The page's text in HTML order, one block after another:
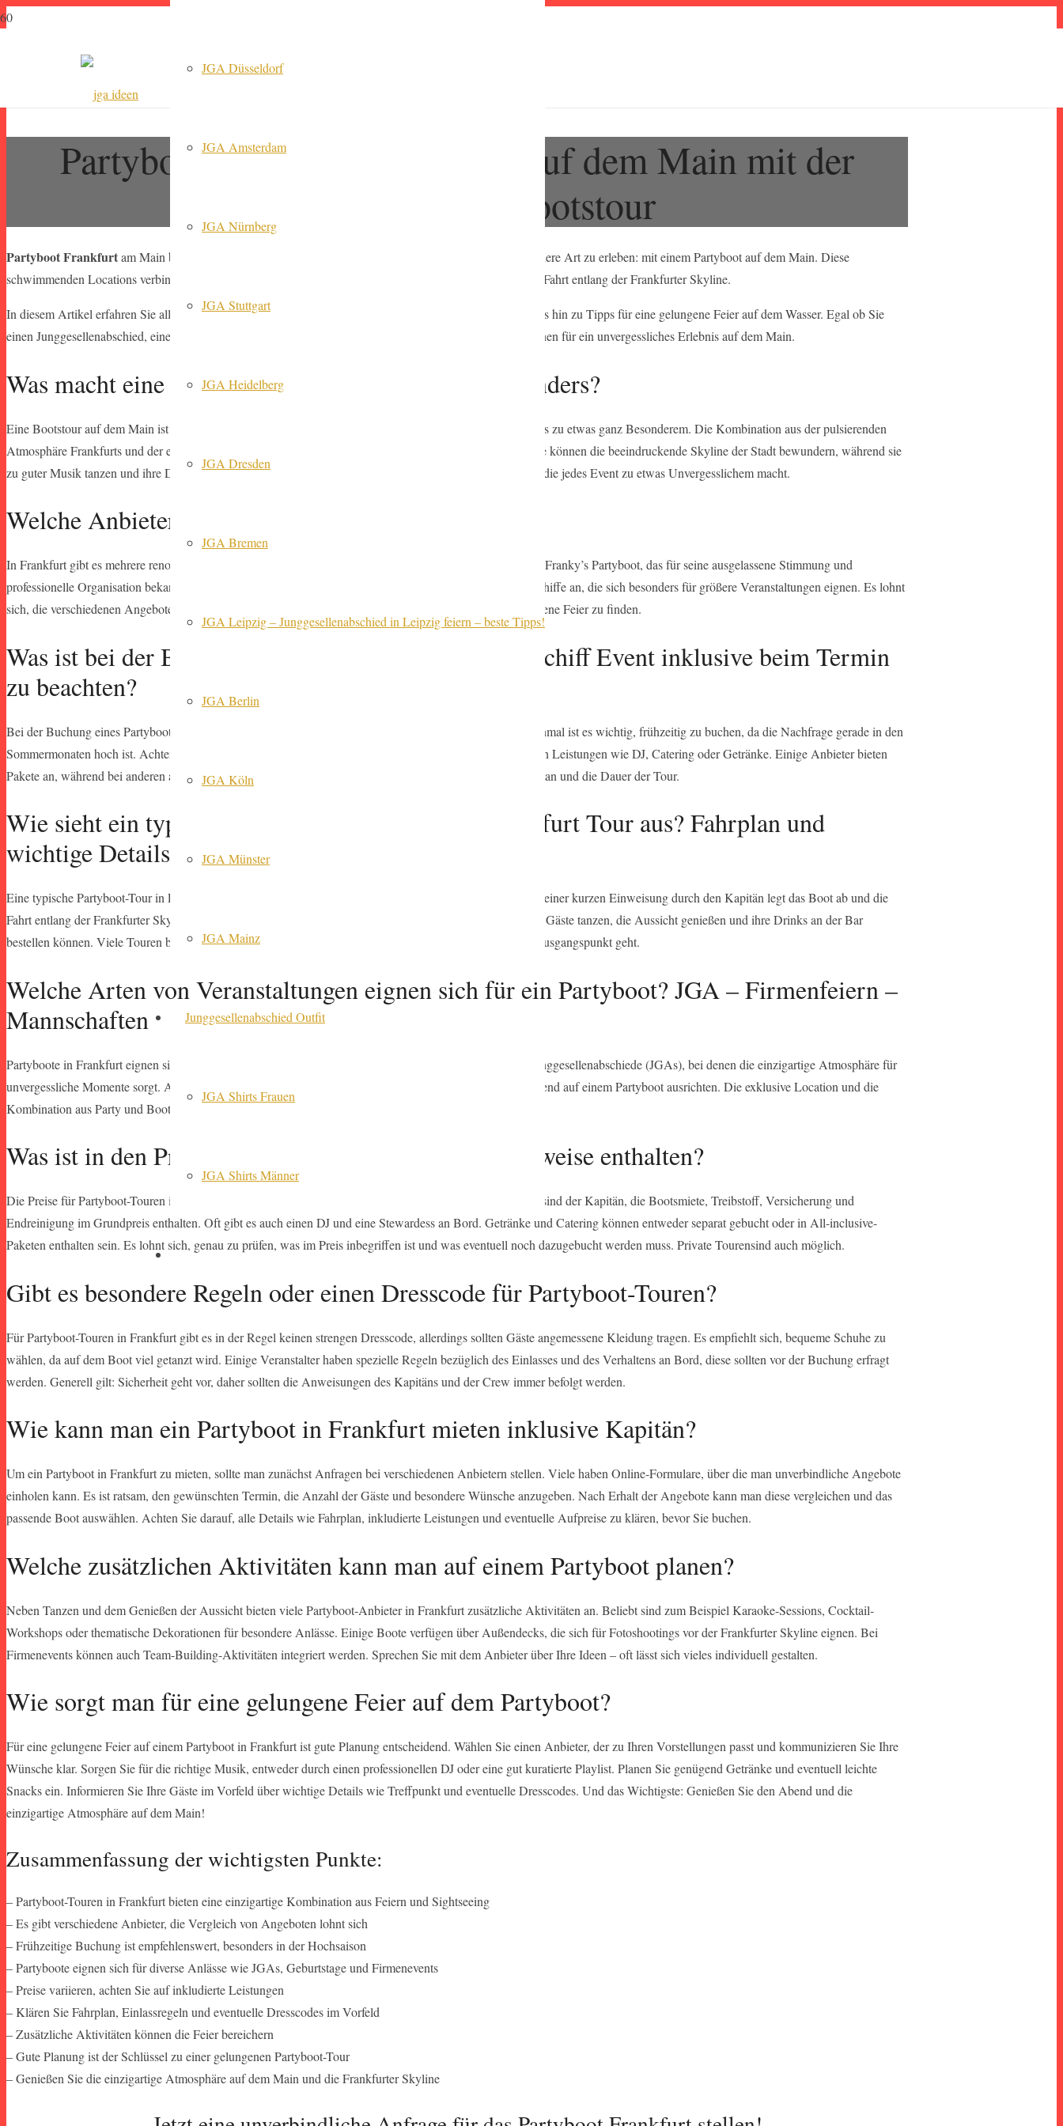
JGA Düsseldorf
JGA Amsterdam
JGA Nürnberg
JGA Stuttgart
JGA Heidelberg
JGA Dresden
JGA Bremen
JGA Leipzig – Junggesellenabschied in Leipzig feiern – beste Tipps!
JGA Berlin
JGA Köln
JGA Münster
JGA Mainz
Junggesellenabschied Outfit
JGA Shirts Frauen
JGA Shirts Männer
Partyboot in Frankfurt: Feiern auf dem Main mit der
unvergesslichen Bootstour
Partyboot Frankfurtam Main bietet eine einzigartige Möglichkeit, Partys und Feiern auf eine ganz besondere Art zu erleben: mit einem Partyboot auf dem Main. Diese
schwimmenden Locations verbinden das pulsierende Nachtleben der Metropole mit einer atemberaubenden Fahrt entlang der Frankfurter Skyline.
In diesem Artikel erfahren Sie alles Wissenswerte über Partyboote in Frankfurt, von den besten Anbietern bis hin zu Tipps für eine gelungene Feier auf dem Wasser. Egal ob Sie
einen Junggesellenabschied, einen Geburtstag oder ein Firmenevent planen – hier finden Sie alle Informationen für ein unvergessliches Erlebnis auf dem Main.
Was macht eine Partyboot-Tour in Frankfurt so besonders?
Eine Bootstour auf dem Main ist an sich schon ein Erlebnis, aber wenn man daraus eine Party macht, wird es zu etwas ganz Besonderem. Die Kombination aus der pulsierenden
Atmosphäre Frankfurts und der entspannten Fahrt auf dem Wasser schafft eine einzigartige Stimmung. Gäste können die beeindruckende Skyline der Stadt bewundern, während sie
zu guter Musik tanzen und ihre Drinks genießen. Es ist eine perfekte Mischung aus Sightseeing und Feiern, die jedes Event zu etwas Unvergesslichem macht.
Welche Anbieter gibt es für Partyboote in Frankfurt?
In Frankfurt gibt es mehrere renommierte Anbieter für Partyboot-Touren. Einer der bekanntesten ist Captain Franky’s Partyboot, das für seine ausgelassene Stimmung und
professionelle Organisation bekannt ist. Auch die Frankfurter Personenschiffahrt Primus-Linie bietet Partyschiffe an, die sich besonders für größere Veranstaltungen eignen. Es lohnt
sich, die verschiedenen Angebote zu vergleichen und Anfragen zu stellen, um das passende Boot für die eigene Feier zu finden.
Was ist bei der Buchung eines Partyboots oder Partyschiff Event inklusive beim Termin
zu beachten?
Bei der Buchung eines Partyboots in Frankfurt sollten einige wichtige Details beachtet werden. Zunächst einmal ist es wichtig, frühzeitig zu buchen, da die Nachfrage gerade in den
Sommermonaten hoch ist. Achten Sie auch auf die Kapazität des Bootes und vergleichen Sie die inkludierten Leistungen wie DJ, Catering oder Getränke. Einige Anbieter bieten
Pakete an, während bei anderen alles individuell gebucht werden kann. Klären Sie auch den genauen Fahrplan und die Dauer der Tour.
Wie sieht ein typischer Ablauf einer Partyboot Frankfurt Tour aus? Fahrplan und
wichtige Details für die miete in Frankfurt am Main
Eine typische Partyboot-Tour in Frankfurt beginnt meist am frühen Abend mit dem Einlass der Gäste. Nach einer kurzen Einweisung durch den Kapitän legt das Boot ab und die
Fahrt entlang der Frankfurter Skyline beginnt. An Bord sorgt ein DJ für die richtige Stimmung, während die Gäste tanzen, die Aussicht genießen und ihre Drinks an der Bar
bestellen können. Viele Touren beinhalten auch einen Stopp zum Sonnenuntergang, bevor es zurück zum Ausgangspunkt geht.
Welche Arten von Veranstaltungen eignen sich für ein Partyboot? JGA – Firmenfeiern –
Mannschaften
Partyboote in Frankfurt eignen sich für eine Vielzahl von Veranstaltungen. Besonders beliebt sind sie für Junggesellenabschiede (JGAs), bei denen die einzigartige Atmosphäre für
unvergessliche Momente sorgt. Auch Geburtstagsfeiern, Firmenfeiern und Teamevents lassen sich hervorragend auf einem Partyboot ausrichten. Die exklusive Location und die
Kombination aus Party und Bootstour machen jedes Event zu etwas Besonderem.
Was ist in den Preisen für Partyboot-Touren üblicherweise enthalten?
Die Preise für Partyboot-Touren in Frankfurt variieren je nach Anbieter und gebuchtem Paket. In der Regel sind der Kapitän, die Bootsmiete, Treibstoff, Versicherung und
Endreinigung im Grundpreis enthalten. Oft gibt es auch einen DJ und eine Stewardess an Bord. Getränke und Catering können entweder separat gebucht oder in All-inclusive-
Paketen enthalten sein. Es lohnt sich, genau zu prüfen, was im Preis inbegriffen ist und was eventuell noch dazugebucht werden muss. Private Tourensind auch möglich.
Gibt es besondere Regeln oder einen Dresscode für Partyboot-Touren?
Für Partyboot-Touren in Frankfurt gibt es in der Regel keinen strengen Dresscode, allerdings sollten Gäste angemessene Kleidung tragen. Es empfiehlt sich, bequeme Schuhe zu
wählen, da auf dem Boot viel getanzt wird. Einige Veranstalter haben spezielle Regeln bezüglich des Einlasses und des Verhaltens an Bord, diese sollten vor der Buchung erfragt
werden. Generell gilt: Sicherheit geht vor, daher sollten die Anweisungen des Kapitäns und der Crew immer befolgt werden.
Wie kann man ein Partyboot in Frankfurt mieten inklusive Kapitän?
Um ein Partyboot in Frankfurt zu mieten, sollte man zunächst Anfragen bei verschiedenen Anbietern stellen. Viele haben Online-Formulare, über die man unverbindliche Angebote
einholen kann. Es ist ratsam, den gewünschten Termin, die Anzahl der Gäste und besondere Wünsche anzugeben. Nach Erhalt der Angebote kann man diese vergleichen und das
passende Boot auswählen. Achten Sie darauf, alle Details wie Fahrplan, inkludierte Leistungen und eventuelle Aufpreise zu klären, bevor Sie buchen.
Welche zusätzlichen Aktivitäten kann man auf einem Partyboot planen?
Neben Tanzen und dem Genießen der Aussicht bieten viele Partyboot-Anbieter in Frankfurt zusätzliche Aktivitäten an. Beliebt sind zum Beispiel Karaoke-Sessions, Cocktail-
Workshops oder thematische Dekorationen für besondere Anlässe. Einige Boote verfügen über Außendecks, die sich für Fotoshootings vor der Frankfurter Skyline eignen. Bei
Firmenevents können auch Team-Building-Aktivitäten integriert werden. Sprechen Sie mit dem Anbieter über Ihre Ideen – oft lässt sich vieles individuell gestalten.
Wie sorgt man für eine gelungene Feier auf dem Partyboot?
Für eine gelungene Feier auf einem Partyboot in Frankfurt ist gute Planung entscheidend. Wählen Sie einen Anbieter, der zu Ihren Vorstellungen passt und kommunizieren Sie Ihre
Wünsche klar. Sorgen Sie für die richtige Musik, entweder durch einen professionellen DJ oder eine gut kuratierte Playlist. Planen Sie genügend Getränke und eventuell leichte
Snacks ein. Informieren Sie Ihre Gäste im Vorfeld über wichtige Details wie Treffpunkt und eventuelle Dresscodes. Und das Wichtigste: Genießen Sie den Abend und die
einzigartige Atmosphäre auf dem Main!
Zusammenfassung der wichtigsten Punkte:
– Partyboot-Touren in Frankfurt bieten eine einzigartige Kombination aus Feiern und Sightseeing
– Es gibt verschiedene Anbieter, die Vergleich von Angeboten lohnt sich
– Frühzeitige Buchung ist empfehlenswert, besonders in der Hochsaison
– Partyboote eignen sich für diverse Anlässe wie JGAs, Geburtstage und Firmenevents
– Preise variieren, achten Sie auf inkludierte Leistungen
– Klären Sie Fahrplan, Einlassregeln und eventuelle Dresscodes im Vorfeld
– Zusätzliche Aktivitäten können die Feier bereichern
– Gute Planung ist der Schlüssel zu einer gelungenen Partyboot-Tour
– Genießen Sie die einzigartige Atmosphäre auf dem Main und die Frankfurter Skyline